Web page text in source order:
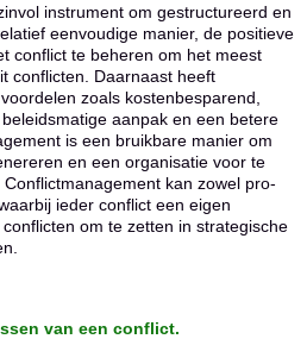
instrument om gestructureerd en
eenvoudige manier, de positieve
conflict te beheren om het meest
conflicten. Daarnaast heeft
zoals kostenbesparend,
aanpak en een betere
is een bruikbare manier om
en een organisatie voor te
kan zowel pro-
ieder conflict een eigen
om te zetten in strategische
van een conflict.